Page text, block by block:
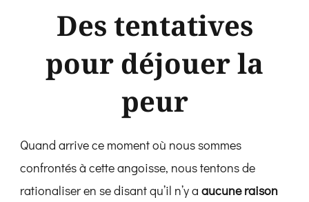
Des tentatives
pour déjouer la
peur
Quand arrive ce moment où nous sommes
confrontés à cette angoisse, nous tentons de
rationaliser en se disant qu’il n’y a aucune raison